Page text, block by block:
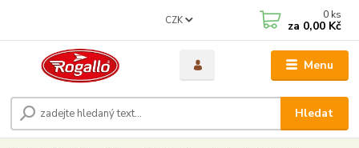
Menu
CZK
Hledat
0 ks
za 0,00 Kč